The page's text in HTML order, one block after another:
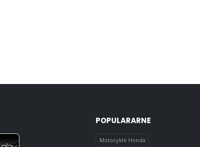
POPULARARNE
Motocykle Honda